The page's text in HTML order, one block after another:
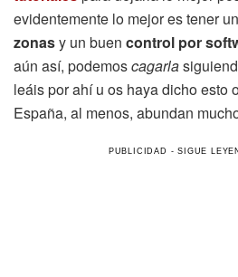
evidentemente lo mejor es tener un
zonasy un buen control por
aún así, podemoscagarla
leáis por ahí u os haya dicho esto
España, al menos, abundan